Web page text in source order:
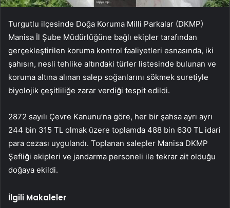
Turgutlu ilçesinde Doğa Koruma Milli Parkalar (DKMP)
Manisa İl Şube Müdürlüğüne bağlı ekipler tarafından
gerçekleştirilen koruma kontrol faaliyetleri esnasında, iki
şahısın, nesli tehlike altındaki türler listesinde bulunan ve
koruma altına alınan salep soğanlarını sökmek suretiyle
biyolojik çeşitliliğe zarar verdiği tespit edildi.
2872 sayılı Çevre Kanunu’na göre, her bir şahsa ayrı ayrı
244 bin 315 TL olmak üzere toplamda 488 bin 630 TL idari
para cezası uygulandı. Toplanan salepler Manisa DKMP
Şefliği ekipleri ve jandarma personeli ile tekrar ait olduğu
doğaya ekildi.
İlgili Makaleler